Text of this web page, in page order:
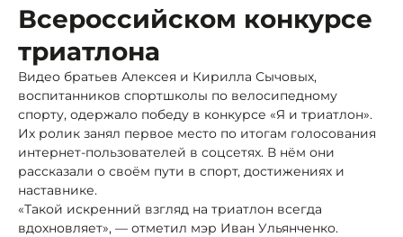
Всероссийском конкурсе
триатлона
Видео братьев Алексея и Кирилла Сычовых,
воспитанников спортшколы по велосипедному
спорту, одержало победу в конкурсе «Я и триатлон».
Их ролик занял первое место по итогам голосования
интернет-пользователей в соцсетях. В нём они
рассказали о своём пути в спорт, достижениях и
наставнике.
«Такой искренний взгляд на триатлон всегда
вдохновляет», — отметил мэр Иван Ульянченко.